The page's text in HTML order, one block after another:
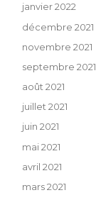
janvier 2022
décembre 2021
novembre 2021
septembre 2021
août 2021
juillet 2021
juin 2021
mai 2021
avril 2021
mars 2021